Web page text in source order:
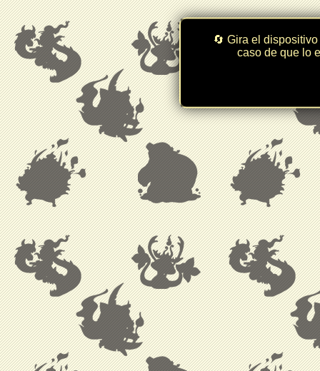
🔄 Gira el
caso de que lo